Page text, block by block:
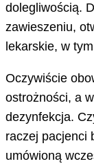
dolegliwością.
zawieszeniu,
lekarskie, w
Oczywiście
ostrożności, a
dezynfekcja.
raczej pacjenci
umówioną